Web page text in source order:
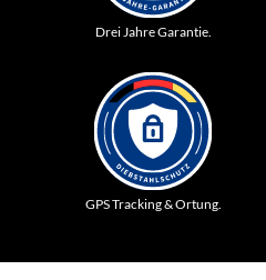
Drei Jahre Garantie.
GPS Tracking & Ortung.